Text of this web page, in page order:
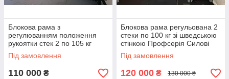
Блокова рама з
регулюванням положення
рукоятки стек 2 по 105 кг
Качай Залізо-206.1
Профсерія
Під замовлення
110 000 ₴
Блокова рама регульована 2
стеки по 100 кг зі шведською
стінкою Профсерія Силові
тренажери для спортзалів
Під замовлення
120 000 ₴ 130 000 ₴